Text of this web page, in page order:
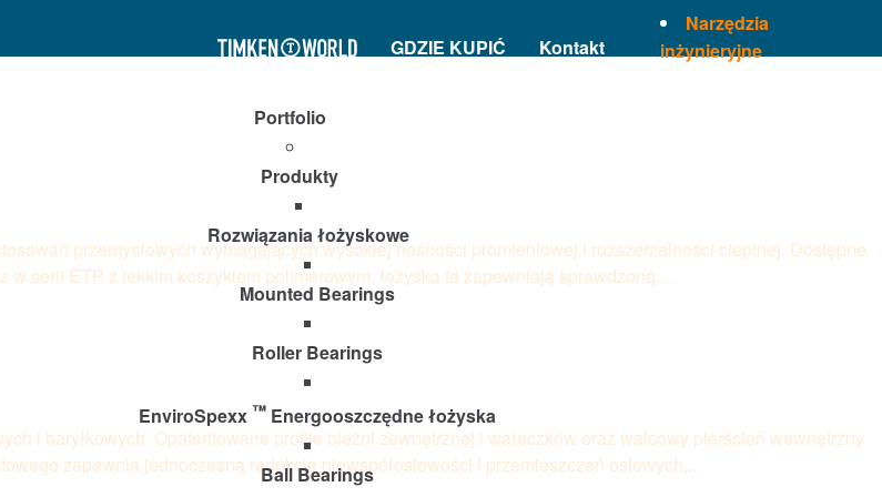
Timken
World
GDZIE KUPIĆ Kontakt Languages
Narzędzia
inżynieryjne
Portfolio
Produkty
Rozwiązania łożyskowe
Mounted Bearings
Roller Bearings
EnviroSpexx ™Energooszczędne łożyska
Ball Bearings
przemysłowych wymagających wysokiej nośności promieniowej i rozszerzalności cieplnej. Dostępne
serii ETP z lekkim koszykiem polimerowym, łożyska te zapewniają sprawdzoną,...
i baryłkowych. Opatentowane profile bieżni zewnętrznej i wałeczków oraz walcowy pierścień wewnętrzny
zapewnia jednoczesną redukcję niewspółosiowości i przemieszczeń osiowych,...